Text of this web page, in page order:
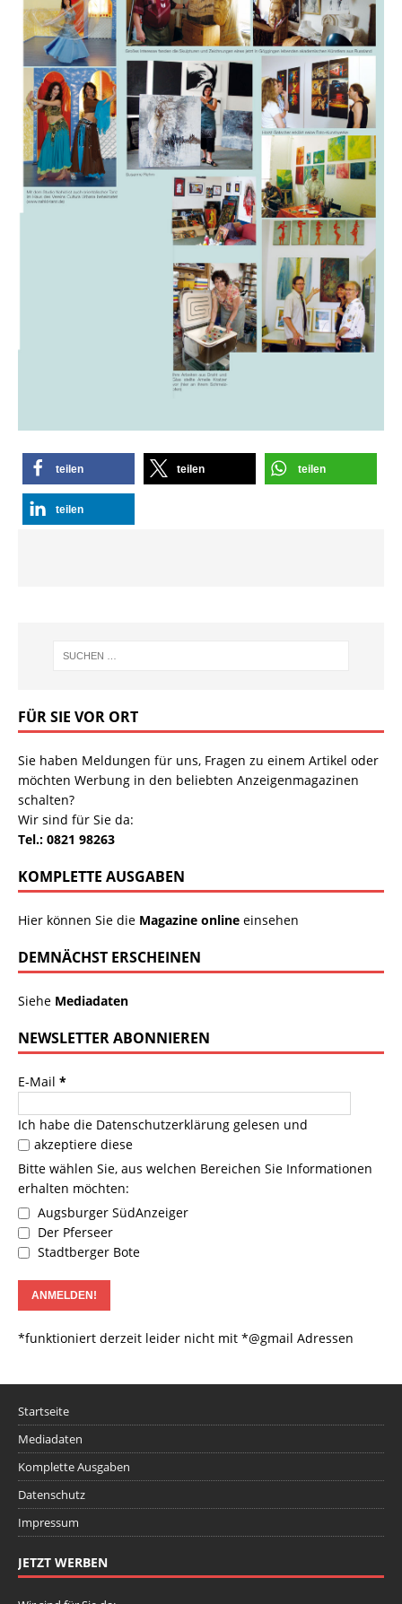
teilen teilen teilen
teilen
FÜR SIE VOR ORT
Sie haben Meldungen für uns, Fragen zu einem Artikel oder
möchten Werbung in den beliebten Anzeigenmagazinen
schalten?
Wir sind für Sie da:
Tel.: 0821 98263
KOMPLETTE AUSGABEN
Hier können Sie die Magazine online einsehen
DEMNÄCHST ERSCHEINEN
Siehe Mediadaten
NEWSLETTER ABONNIEREN
E-Mail *
Ich habe die Datenschutzerklärung gelesen und
akzeptiere diese
Bitte wählen Sie, aus welchen Bereichen Sie Informationen
erhalten möchten:
Augsburger SüdAnzeiger
Der Pferseer
Stadtberger Bote
*funktioniert derzeit leider nicht mit *@gmail Adressen
Startseite
Mediadaten
Komplette Ausgaben
Datenschutz
Impressum
JETZT WERBEN